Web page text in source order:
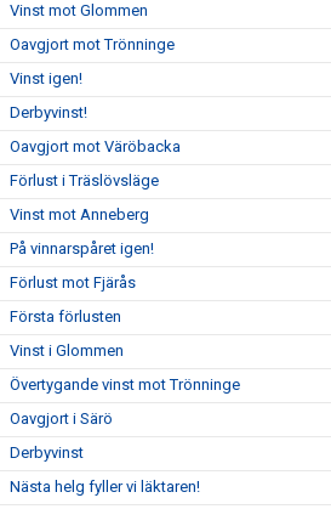
Vinst mot Glommen
Oavgjort mot Trönninge
Vinst igen!
Derbyvinst!
Oavgjort mot Väröbacka
Förlust i Träslövsläge
Vinst mot Anneberg
På vinnarspåret igen!
Förlust mot Fjärås
Första förlusten
Vinst i Glommen
Övertygande vinst mot Trönninge
Oavgjort i Särö
Derbyvinst
Nästa helg fyller vi läktaren!